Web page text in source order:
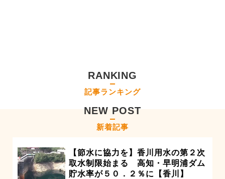
RANKING
記事ランキング
NEW POST
新着記事
【節水に協力を】香川用水の第２次
取水制限始まる 高知・早明浦ダム
貯水率が５０．２％に【香川】